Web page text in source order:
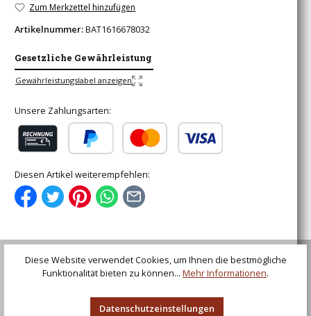
Zum Merkzettel hinzufügen
Artikelnummer:BAT1616678032
Gesetzliche Gewährleistung
Gewährleistungslabel anzeigen
Unsere Zahlungsarten:
Diesen Artikel weiterempfehlen:
Beschreibung
Farben, Farbe grün
Diese Website verwendet Cookies, um Ihnen die bestmögliche
Funktionalität bieten zu können... Mehr Informationen.
Datenschutzeinstellungen